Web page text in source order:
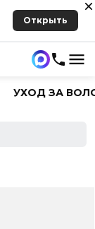
Открыть
УХОД ЗА